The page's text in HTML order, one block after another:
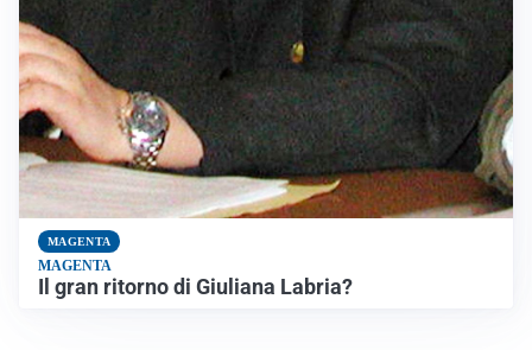
MAGENTA
MAGENTA
Il gran ritorno di Giuliana Labria?